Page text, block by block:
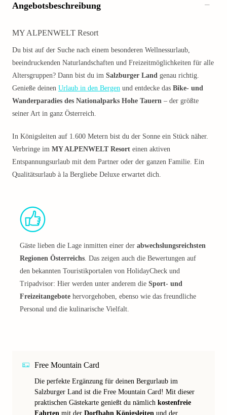
Angebotsbeschreibung
MY ALPENWELT Resort
Du bist auf der Suche nach einem besonderen Wellnessurlaub,
beeindruckenden Naturlandschaften und Freizeitmöglichkeiten für alle
Altersgruppen? Dann bist du im Salzburger Land genau richtig.
Genieße deinen Urlaub in den Bergen und entdecke das Bike- und
Wanderparadies des Nationalparks Hohe Tauern – der größte
seiner Art in ganz Österreich.
In Königsleiten auf 1.600 Metern bist du der Sonne ein Stück näher.
Verbringe im MY ALPENWELT Resort einen aktiven
Entspannungsurlaub mit dem Partner oder der ganzen Familie. Ein
Qualitätsurlaub à la Bergliebe Deluxe erwartet dich.
Gäste lieben die Lage inmitten einer der abwechslungsreichsten
Regionen Österreichs. Das zeigen auch die Bewertungen auf
den bekannten Touristikportalen von HolidayCheck und
Tripadvisor: Hier werden unter anderem die Sport- und
Freizeitangebote hervorgehoben, ebenso wie das freundliche
Personal und die kulinarische Vielfalt.
Free Mountain Card
Die perfekte Ergänzung für deinen Bergurlaub im
Salzburger Land ist die Free Mountain Card! Mit dieser
praktischen Gästekarte genießt du nämlich kostenfreie
Fahrten mit der Dorfbahn Königsleiten und der